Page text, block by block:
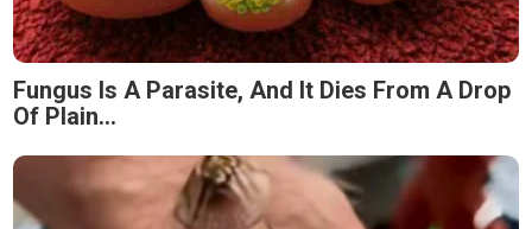
Fungus Is A Parasite, And It Dies From A Drop
Of Plain...